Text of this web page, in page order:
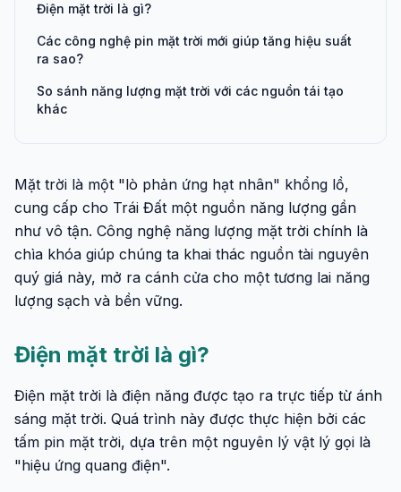
Điện mặt trời là gì?
Các công nghệ pin mặt trời mới giúp tăng hiệu suất
ra sao?
So sánh năng lượng mặt trời với các nguồn tái tạo
khác
Mặt trời là một "lò phản ứng hạt nhân" khổng lồ,
cung cấp cho Trái Đất một nguồn năng lượng gần
như vô tận. Công nghệ năng lượng mặt trời chính là
chìa khóa giúp chúng ta khai thác nguồn tài nguyên
quý giá này, mở ra cánh cửa cho một tương lai năng
lượng sạch và bền vững.
Điện mặt trời là gì?
Điện mặt trời là điện năng được tạo ra trực tiếp từ ánh
sáng mặt trời. Quá trình này được thực hiện bởi các
tấm pin mặt trời, dựa trên một nguyên lý vật lý gọi là
"hiệu ứng quang điện".